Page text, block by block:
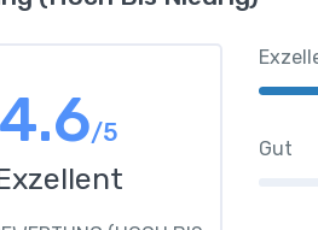
4.6/5
Gut